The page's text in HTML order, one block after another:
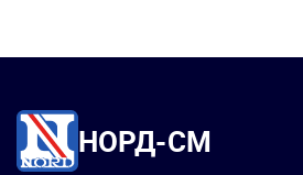
НОРД-СМ